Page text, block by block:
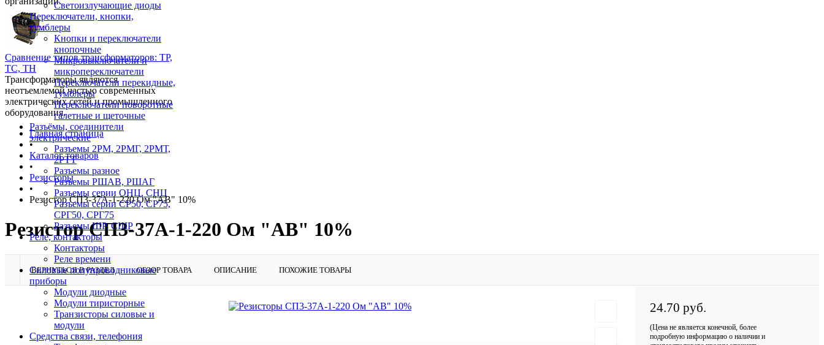
Светоизлучающие диоды
Переключатели, кнопки,
тумблеры
Кнопки и переключатели
кнопочные
Микровыключатели и
микропереключатели
Переключатели перекидные,
тумблеры
Переключатели поворотные
галетные и щеточные
Разъёмы, соединители
электрические
Разъемы 2РМ, 2РМГ, 2РМТ,
2РТТ
Разъемы разное
Разъемы РШАВ, РШАГ
Разъемы серии ОНЦ, СНЦ
Разъемы серии СР50, СР75,
СРГ50, СРГ75
Разъемы ШР, СШР
Реле, контакторы
Контакторы
Реле времени
Силовые полупроводниковые
приборы
Модули диодные
Модули тиристорные
Транзисторы силовые и
модули
Средства связи, телефония
Сравнение типов трансформаторов: ТР,
ТС, ТН
Трансформаторы являются
неотъемлемой частью современных
электрических сетей и промышленного
оборудования.
Главная страница
•
Каталог товаров
•
Резисторы
•
Резистор СП3-37А-1-220 Ом "АВ" 10%
Резистор СП3-37А-1-220 Ом "АВ" 10%
ВЕРНУТЬСЯ В РАЗДЕЛ ОБЗОР ТОВАРА ОПИСАНИЕ ПОХОЖИЕ ТОВАРЫ
24.70 руб.
(Цена не является конечной, более
подробную информацию о наличии и